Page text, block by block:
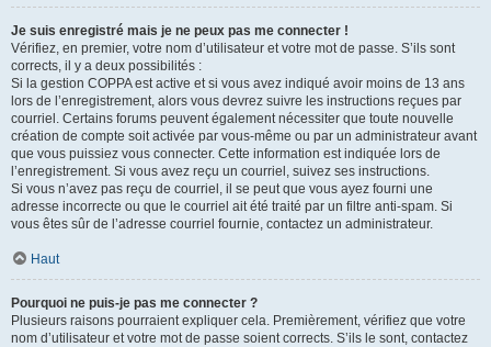
Je suis enregistré mais je ne peux pas me connecter !
Vérifiez, en premier, votre nom d’utilisateur et votre mot de passe. S’ils sont
corrects, il y a deux possibilités :
Si la gestion COPPA est active et si vous avez indiqué avoir moins de 13 ans
lors de l’enregistrement, alors vous devrez suivre les instructions reçues par
courriel. Certains forums peuvent également nécessiter que toute nouvelle
création de compte soit activée par vous-même ou par un administrateur avant
que vous puissiez vous connecter. Cette information est indiquée lors de
l’enregistrement. Si vous avez reçu un courriel, suivez ses instructions.
Si vous n’avez pas reçu de courriel, il se peut que vous ayez fourni une
adresse incorrecte ou que le courriel ait été traité par un filtre anti-spam. Si
vous êtes sûr de l’adresse courriel fournie, contactez un administrateur.
Haut
Pourquoi ne puis-je pas me connecter ?
Plusieurs raisons pourraient expliquer cela. Premièrement, vérifiez que votre
nom d’utilisateur et votre mot de passe soient corrects. S’ils le sont, contactez